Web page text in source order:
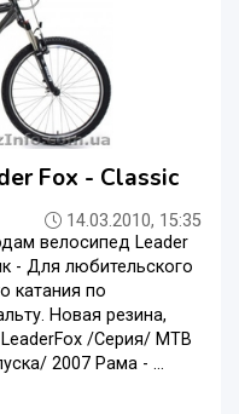
Fox - Classic
14.03.2010, 15:35
велосипед Leader
- Для любительского
катания по
Новая резина,
/Серия/ MTB
2007 Рама - ...